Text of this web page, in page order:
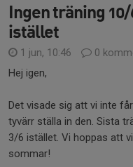
Ingen träning
istället
1 jun, 10:46
0
Hej igen,
Det visade sig att vi inte
tyvärr ställa in den. Sista
3/6 istället. Vi hoppas att
sommar!